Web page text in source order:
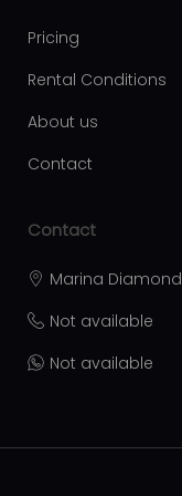
Pricing
Rental Conditions
About us
Contact
Contact
Marina
Not available
Not available